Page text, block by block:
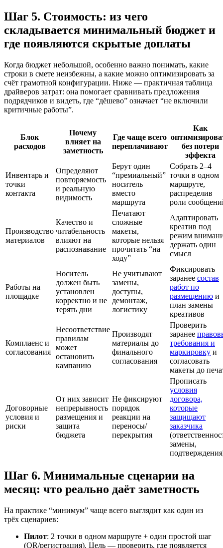
Шаг 5. Стоимость: из чего
складывается минимальный бюджет и
где появляются скрытые доплаты
Когда бюджет небольшой, особенно важно понимать, какие
строки в смете неизбежны, а какие можно оптимизировать за
счёт грамотной конфигурации. Ниже — практичная таблица
драйверов затрат: она помогает сравнивать предложения
подрядчиков и видеть, где “дёшево” означает “не включили
критичные работы”.
Блок
расходов
Почему
влияет на
заметность
Где чаще всего
переплачивают
Как
без потери
эффекта
Инвентарь и
точки
контакта
Определяют
повторяемость
и реальную
видимость
Берут один
“премиальный”
носитель
вместо
маршрута
Собрать 2–4
точки в одном
маршруте,
распределив
роли
Производство
материалов
Качество и
читабельность
влияют на
распознавание
Печатают
сложные
макеты,
которые нельзя
прочитать “на
ходу”
Адаптировать
креатив под
режим
держать один
смысл
Работы на
площадке
Носитель
должен быть
установлен
корректно и не
терять дни
Не учитывают
замены,
доступы,
демонтаж,
логистику
Фиксировать
заранее состав
работ по
размещению и
план замены
креативов
Комплаенс и
согласования
Несоответствие
правилам
может
остановить
кампанию
Производят
материалы до
финального
согласования
Проверить
заранее
требования и
маркировку и
согласовать
макеты до
Договорные
условия и
риски
От них зависит
непрерывность
размещения и
защита
бюджета
Не фиксируют
порядок
реакции на
переносы/
перекрытия
Прописать
условия
договора,
которые
защищают
заказчика
замены,
Шаг 6. Минимальные сценарии на
месяц: что реально даёт заметность
На практике “минимум” чаще всего выглядит как один из
трёх сценариев:
Пилот: 2 точки в одном маршруте + один простой шаг
(QR/регистрация). Цель — проверить, где появляется